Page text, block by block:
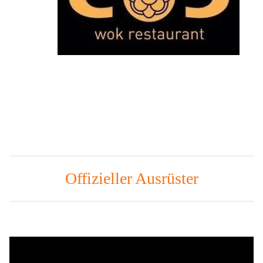
Offizieller Ausrüster